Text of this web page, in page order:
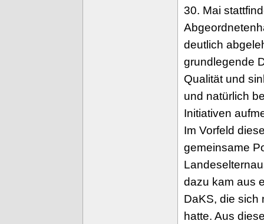
30. Mai
deutlich
grundlegende
Qualität und
und natürlich
Initiativen
Im Vorfeld
gemeinsame
dazu kam aus
DaKS, die sich
hatte. Aus